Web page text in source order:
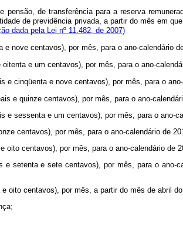
pensão, de transferência para a reserva
de previdência privada, a partir do mês em
dada pela Lei nº 11.482, de 2007)
e nove centavos), por mês, para o ano-
oitenta e um centavos), por mês, para o ano-
e cinqüenta e nove centavos), por mês, para
reais e quinze centavos), por mês, para o ano-
e sessenta e um centavos), por mês, para
onze centavos), por mês, para o ano-
e oito centavos), por mês, para o ano-
e setenta e sete centavos), por mês, para o
e oito centavos), por mês, a partir do mês de